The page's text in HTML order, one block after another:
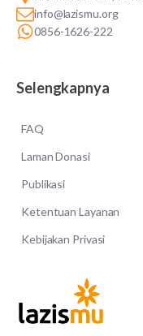
info@lazismu.org
0856-1626-222
Selengkapnya
FAQ
Laman Donasi
Publikasi
Ketentuan Layanan
Kebijakan Privasi